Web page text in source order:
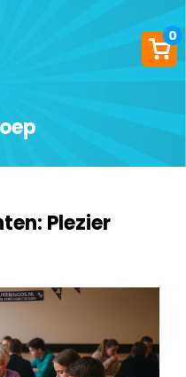
0
Plezier